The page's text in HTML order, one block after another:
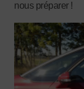
nous préparer !